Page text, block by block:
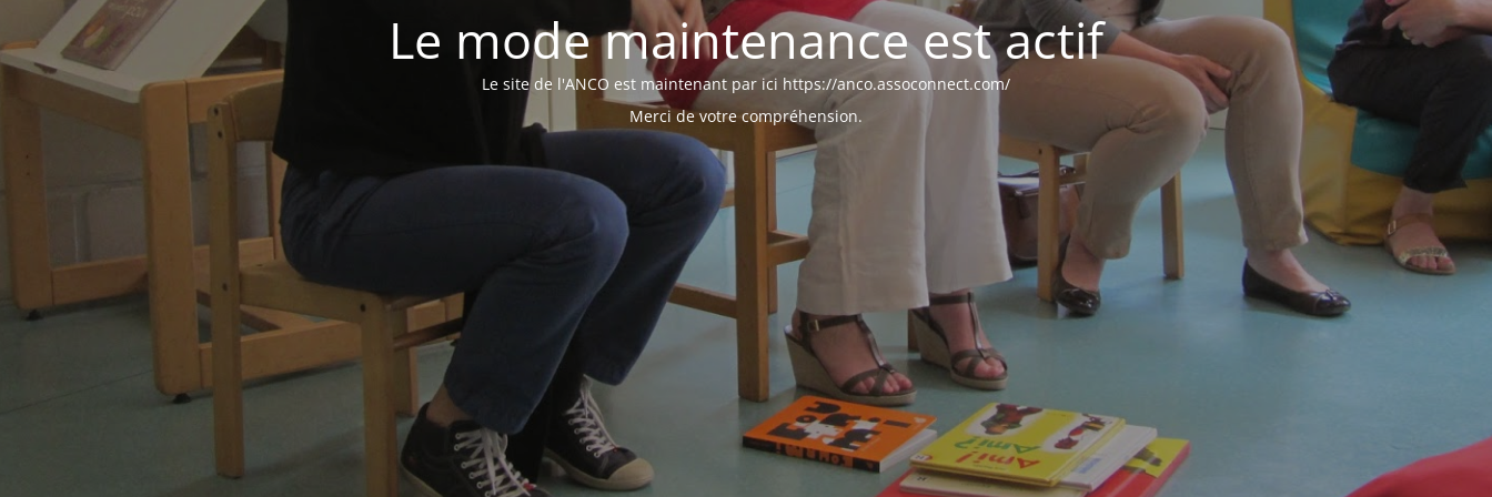
Le mode maintenance est actif
Le site de l'ANCO est maintenant par ici https://anco.assoconnect.com/
Merci de votre compréhension.